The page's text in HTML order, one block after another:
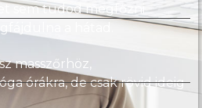
sem tudod megfőzni
a hátad.
masszőrhöz,
órákra, de csak rövid ideig